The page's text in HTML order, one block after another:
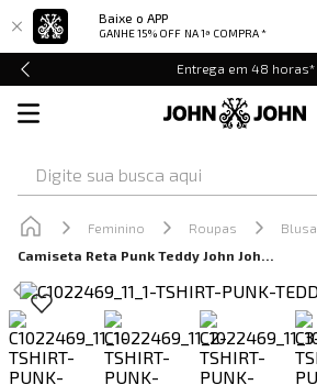
Baixe o APP
GANHE 15% OFF NA 1ª COMPRA *
Entrega em 48 horas*
Feminino Roupas
Camiseta Reta Punk Teddy John John Feminina